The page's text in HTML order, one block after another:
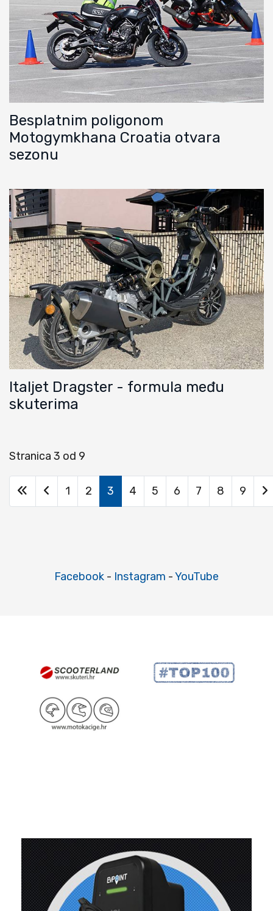
Besplatnim poligonom
Motogymkhana Croatia otvara
sezonu
Italjet Dragster - formula među
skuterima
Stranica 3 od 9
1 2 3 4 5 6 7 8 9
Facebook - Instagram -YouTube